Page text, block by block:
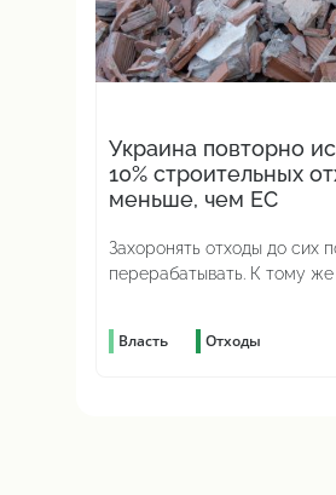
Украина повторно
10% строительных
меньше, чем ЕС
Захоронять отходы до сих
перерабатывать. К тому же
Власть Отходы